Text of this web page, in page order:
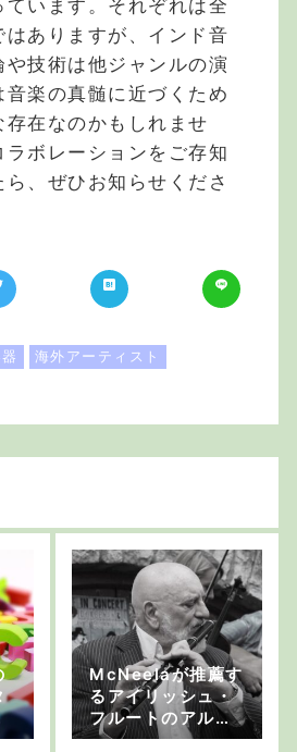
ています。それぞれは全
はありますが、インド音
技術は他ジャンルの演
楽の真髄に近づくため
在なのかもしれませ
ラボレーションをご存知
、ぜひお知らせくださ
海外アーティスト
McNeelaが推薦す
るアイリッシュ・
フルートのアルバ
ム5選